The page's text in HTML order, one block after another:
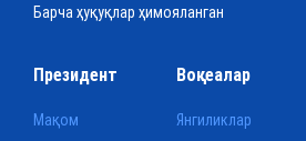
Барча ҳуқуқлар ҳимояланган
Президент
Мақом
Воқеалар
Янгиликлар